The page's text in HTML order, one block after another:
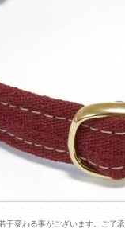
干変わる事がございます。ご了承